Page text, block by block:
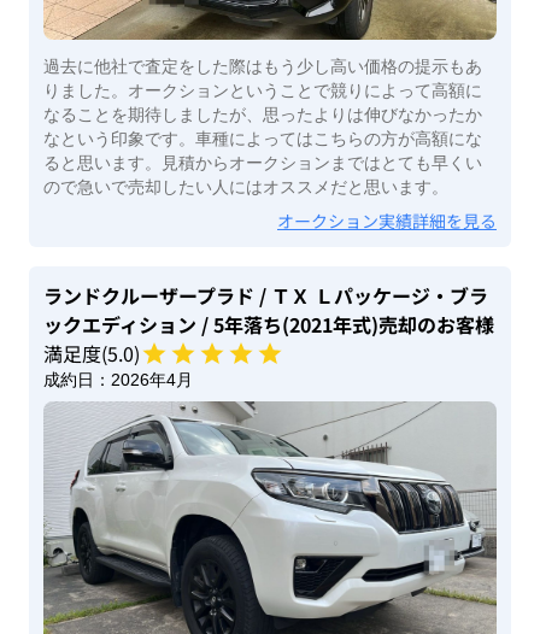
過去に他社で査定をした際はもう少し高い価格の提示もあ
りました。オークションということで競りによって高額に
なることを期待しましたが、思ったよりは伸びなかったか
なという印象です。車種によってはこちらの方が高額にな
ると思います。見積からオークションまではとても早くい
ので急いで売却したい人にはオススメだと思います。
オークション実績詳細を見る
ランドクルーザープラド / ＴＸ Ｌパッケージ・ブラ
ックエディション / 5年落ち(2021年式)売却のお客様
満足度(5.0)
成約日： 2026年4月